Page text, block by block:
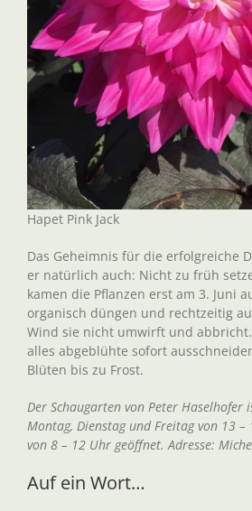
Hapet Pink Jack
Das Geheimnis für die erfolgreiche
er natürlich auch: Nicht zu früh
kamen die Pflanzen erst am 3. Juni
organisch düngen und rechtzeitig
Wind sie nicht umwirft und
alles abgeblühte sofort
Blüten bis zu Frost.
Der Schaugarten von Peter Haselhofer
Montag, Dienstag und Freitag von 13 –
von 8 – 12 Uhr geöffnet. Adresse:
Auf ein Wort…